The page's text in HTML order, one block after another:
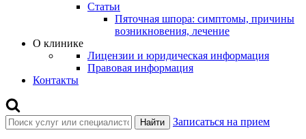
Статьи
Пяточная шпора: симптомы, причины
возникновения, лечение
О клинике
Лицензии и юридическая информация
Правовая информация
Контакты
Найти Записаться на прием